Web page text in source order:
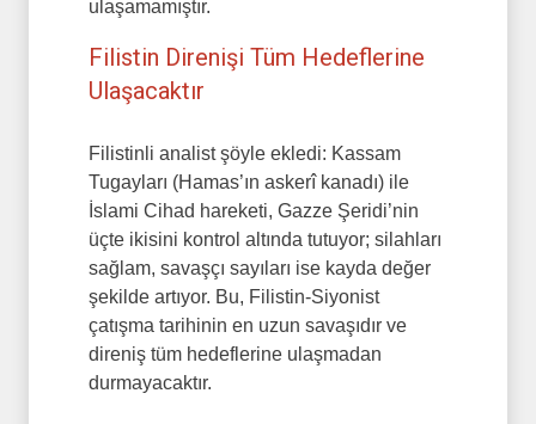
ulaşamamıştır.
Filistin Direnişi Tüm Hedeflerine
Ulaşacaktır
Filistinli analist şöyle ekledi: Kassam
Tugayları (Hamas’ın askerî kanadı) ile
İslami Cihad hareketi, Gazze Şeridi’nin
üçte ikisini kontrol altında tutuyor; silahları
sağlam, savaşçı sayıları ise kayda değer
şekilde artıyor. Bu, Filistin-Siyonist
çatışma tarihinin en uzun savaşıdır ve
direniş tüm hedeflerine ulaşmadan
durmayacaktır.